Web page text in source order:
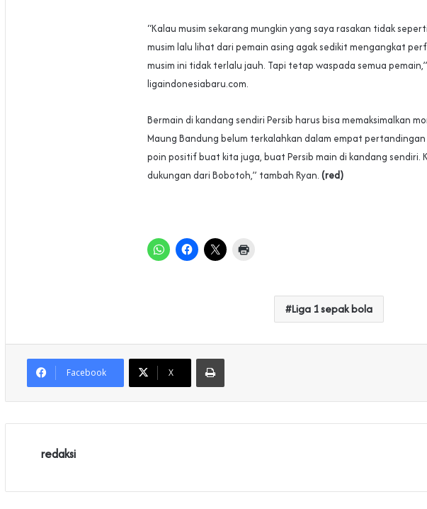
“Kalau musim sekarang mungkin yang saya rasakan tidak
musim lalu lihat dari pemain asing agak sedikit mengangkat
musim ini tidak terlalu jauh. Tapi tetap waspada semua
ligaindonesiabaru.com.
Bermain di kandang sendiri Persib harus bisa memaksimalkan
Maung Bandung belum terkalahkan dalam empat
poin positif buat kita juga, buat Persib main di kandang sendiri.
dukungan dari Bobotoh,” tambah Ryan. (red)
Liga 1 sepak bola
Facebook X
Print
redaksi